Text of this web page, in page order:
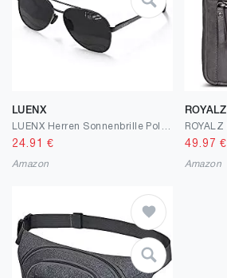
LUENX
24.91 €
Amazon
ROYALZ
49.97 €
Amazon